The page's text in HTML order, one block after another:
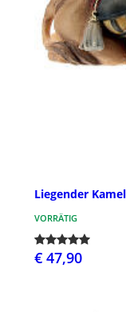
Liegender
VORRÄTIG
€ 47,90